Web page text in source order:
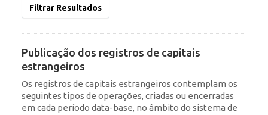
Filtrar Resultados
Publicação dos registros de capitais
estrangeiros
Os registros de capitais estrangeiros contemplam os
seguintes tipos de operações, criadas ou encerradas
em cada período data-base, no âmbito do sistema de